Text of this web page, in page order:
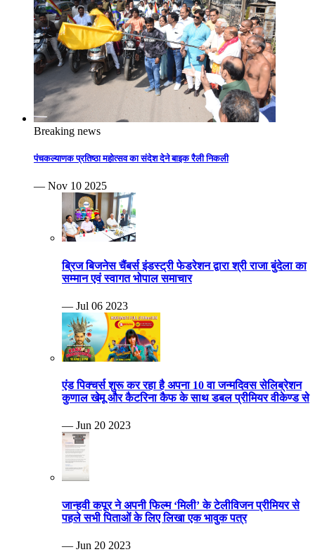
Breaking news
पंचकल्याणक प्रतिष्ठा महोत्सव का संदेश देने बाइक रैली निकली
— Nov 10 2025
ब्रिज बिजनेस चैंबर्स इंडस्ट्री फेडरेशन द्वारा श्री राजा बुंदेला का
सम्मान एवं स्वागत भोपाल समाचार
— Jul 06 2023
एंड पिक्चर्स शुरू कर रहा है अपना 10 वा जन्मदिवस सेलिब्रेशन
कुणाल खेमू और कैटरिना कैफ के साथ डबल प्रीमियर वीकेण्ड से
— Jun 20 2023
जान्हवी कपूर ने अपनी फिल्म ‘मिली’ के टेलीविजन प्रीमियर से
पहले सभी पिताओं के लिए लिखा एक भावुक पत्र
— Jun 20 2023